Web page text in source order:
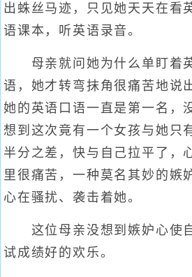
出蛛丝马迹，只见她天天在看
语课本，听英语录音。
母亲就问她为什么单盯着
语，她才转弯抹角很痛苦地说
她的英语口语一直是第一名，
想到这次竟有一个女孩与她只
半分之差，快与自己拉平了，
里很痛苦，一种莫名其妙的嫉
心在骚扰、袭击着她。
这位母亲没想到嫉妒心使
试成绩好的欢乐。